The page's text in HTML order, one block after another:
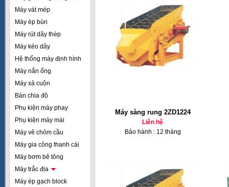
Máy vát mép
Máy ép bùn
Máy rút dây thép
Máy kéo dây
Hệ thống máy định hình
Máy nắn ống
Máy xả cuộn
Bàn chia độ
Phụ kiện máy phay
Phụ kiện máy mài
Máy vê chỏm cầu
Máy gia công thanh cái
Máy bơm bê tông
Máy trắc địa
Máy ép gạch block
Máy sàng rung 2ZD1224
Liên hệ
Bảo hành : 12 tháng